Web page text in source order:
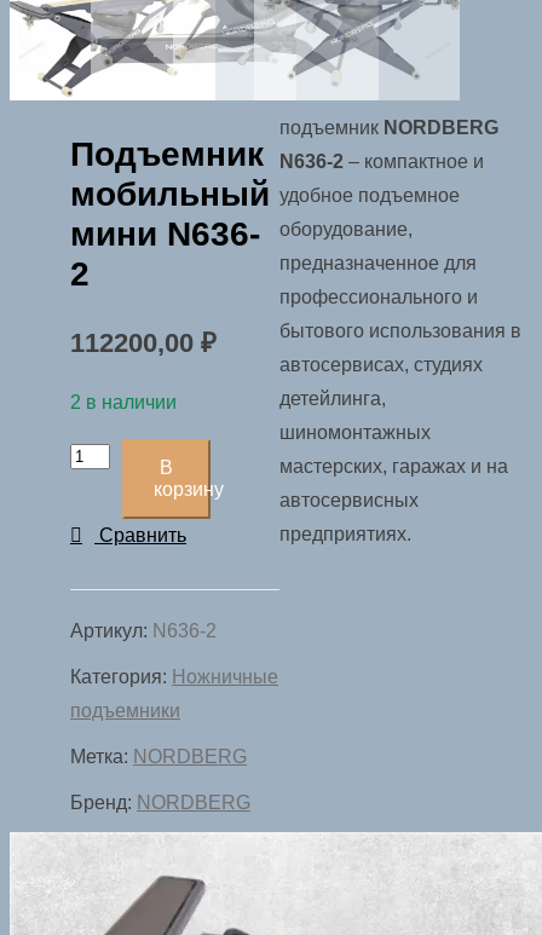
Подъемник
мобильный
мини N636-
2
112200,00 ₽
2 в наличии
Количество
Подъемник
мини
N636-
В
корзину
Сравнить
Артикул: N636-2
Категория: Ножничные
подъемники
Метка: NORDBERG
Бренд: NORDBERG
подъемник NORDBERG
N636-2– компактное и
удобное подъемное
оборудование,
предназначенное для
профессионального и
бытового использования в
автосервисах, студиях
детейлинга,
шиномонтажных
мастерских, гаражах и на
автосервисных
предприятиях.